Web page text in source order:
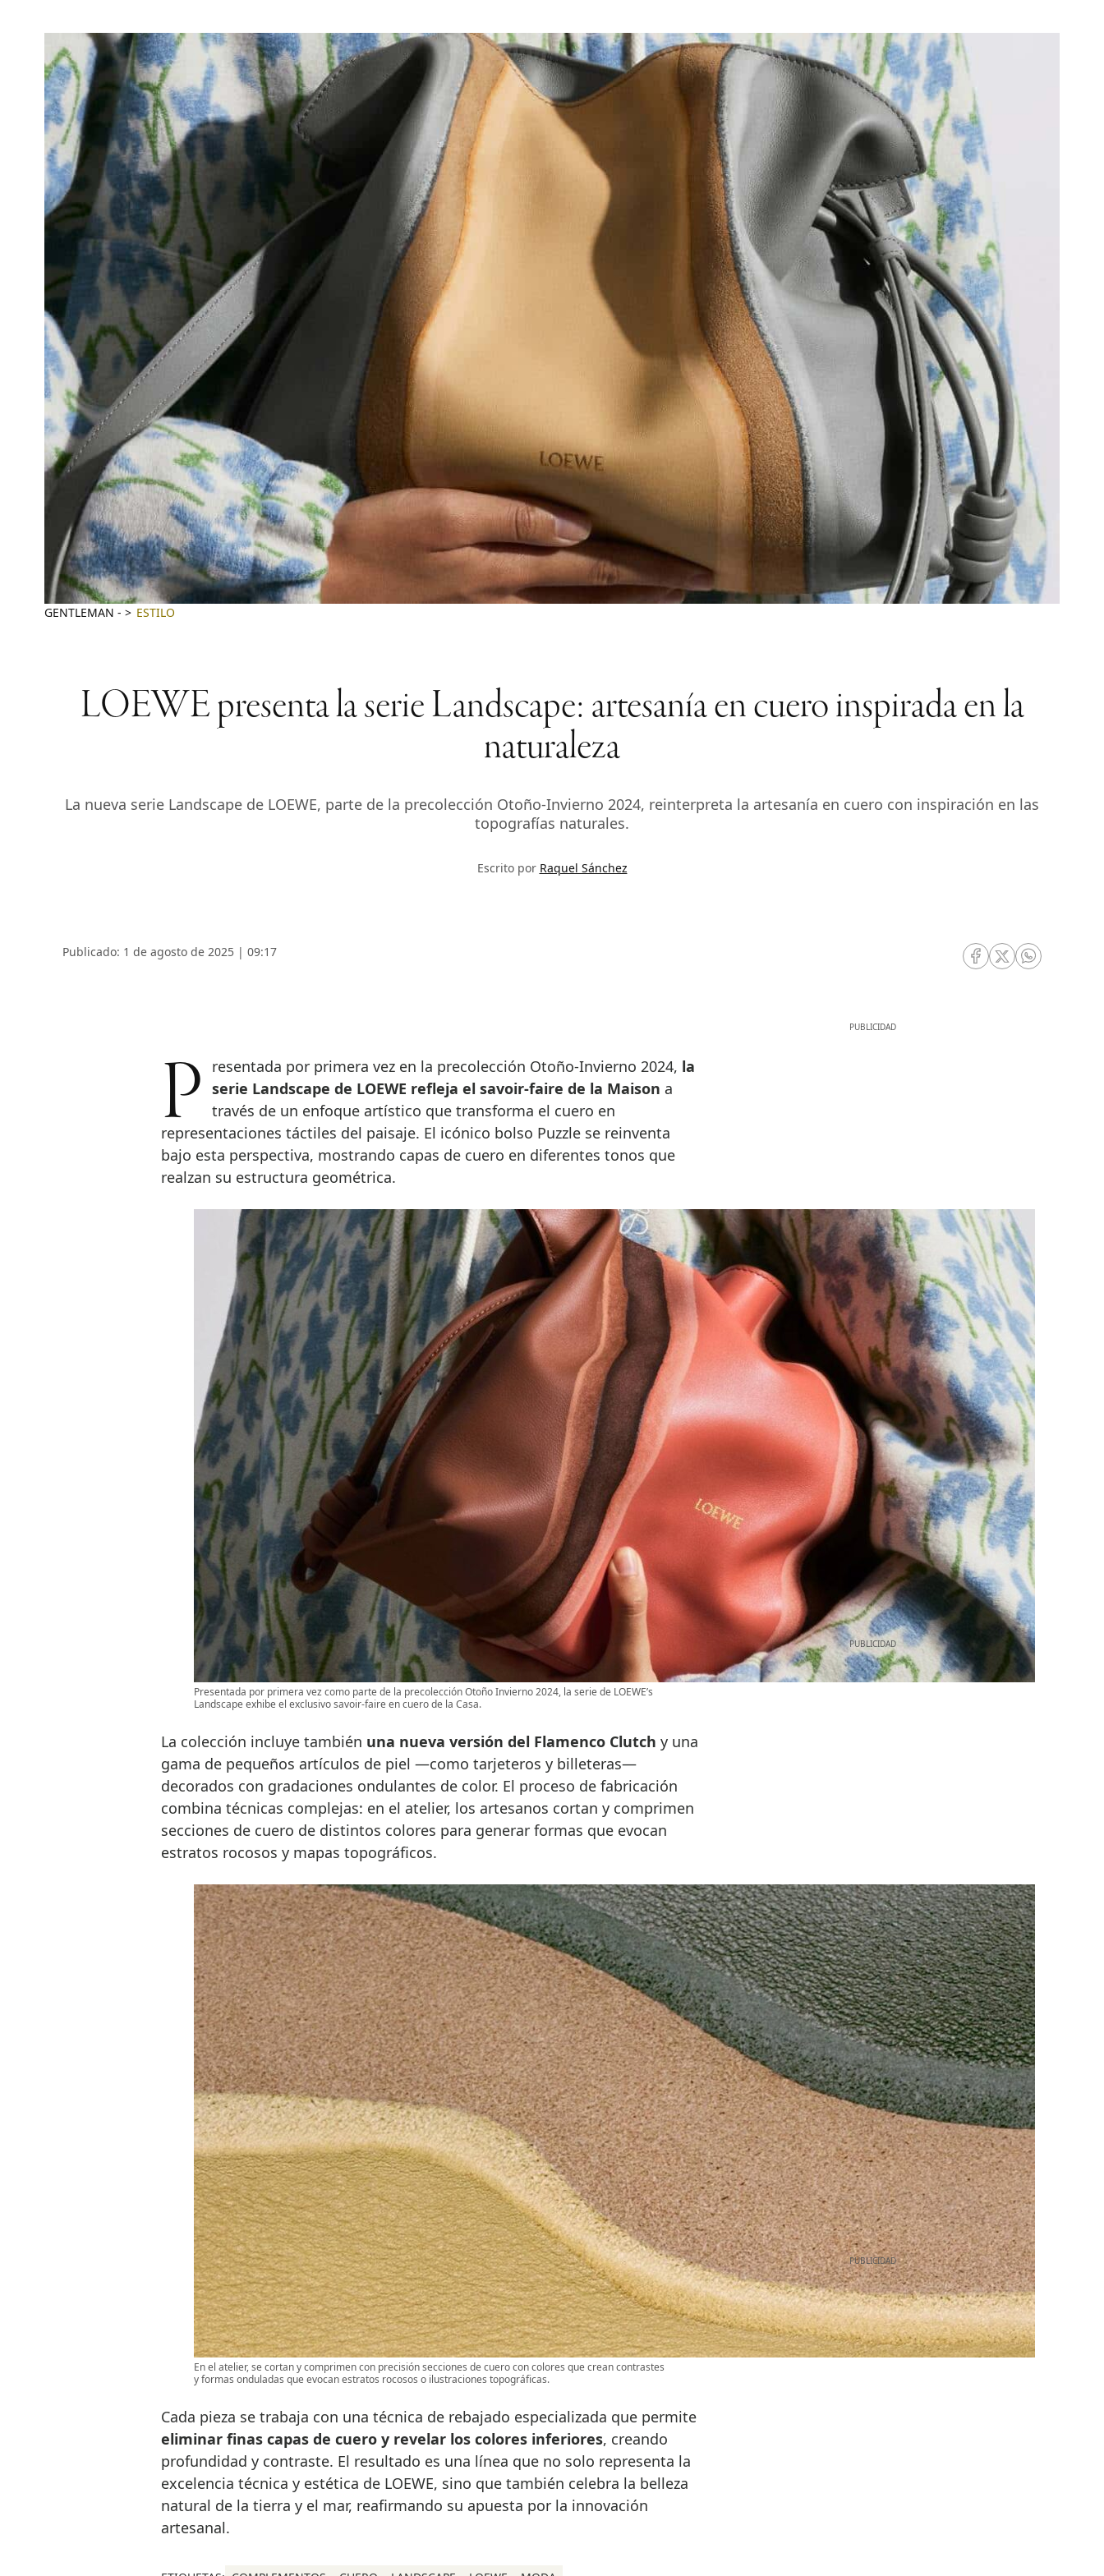
GENTLEMAN - ESTILO
LOEWE presenta la serie Landscape: artesanía en cuero inspirada en la
naturaleza
La nueva serie Landscape de LOEWE, parte de la precolección Otoño-Invierno 2024, reinterpreta la artesanía en cuero con inspiración en las
topografías naturales.
Escrito por Raquel Sánchez
Publicado: 1 de agosto de 2025 | 09:17
RRSS Facebook
RRSS Twitter
RRSS
Presentada por primera vez en la precolección Otoño-Invierno 2024, la
serie Landscape de LOEWE refleja el savoir-faire de la Maison a
través de un enfoque artístico que transforma el cuero en
representaciones táctiles del paisaje. El icónico bolso Puzzle se reinventa
bajo esta perspectiva, mostrando capas de cuero en diferentes tonos que
realzan su estructura geométrica.
Presentada por primera vez como parte de la precolección Otoño Invierno 2024, la serie de LOEWE’s
Landscape exhibe el exclusivo savoir-faire en cuero de la Casa.
La colección incluye también una nueva versión del Flamenco Clutch y una
gama de pequeños artículos de piel —como tarjeteros y billeteras—
decorados con gradaciones ondulantes de color. El proceso de fabricación
combina técnicas complejas: en el atelier, los artesanos cortan y comprimen
secciones de cuero de distintos colores para generar formas que evocan
estratos rocosos y mapas topográficos.
En el atelier, se cortan y comprimen con precisión secciones de cuero con colores que crean contrastes
y formas onduladas que evocan estratos rocosos o ilustraciones topográficas.
Cada pieza se trabaja con una técnica de rebajado especializada que permite
eliminar finas capas de cuero y revelar los colores inferiores, creando
profundidad y contraste. El resultado es una línea que no solo representa la
excelencia técnica y estética de LOEWE, sino que también celebra la belleza
natural de la tierra y el mar, reafirmando su apuesta por la innovación
artesanal.